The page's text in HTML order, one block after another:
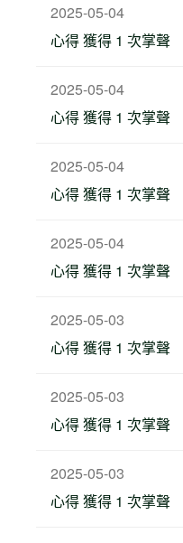
2025-05-04
心得 獲得 1 次掌聲
2025-05-04
心得 獲得 1 次掌聲
2025-05-04
心得 獲得 1 次掌聲
2025-05-04
心得 獲得 1 次掌聲
2025-05-03
心得 獲得 1 次掌聲
2025-05-03
心得 獲得 1 次掌聲
2025-05-03
心得 獲得 1 次掌聲